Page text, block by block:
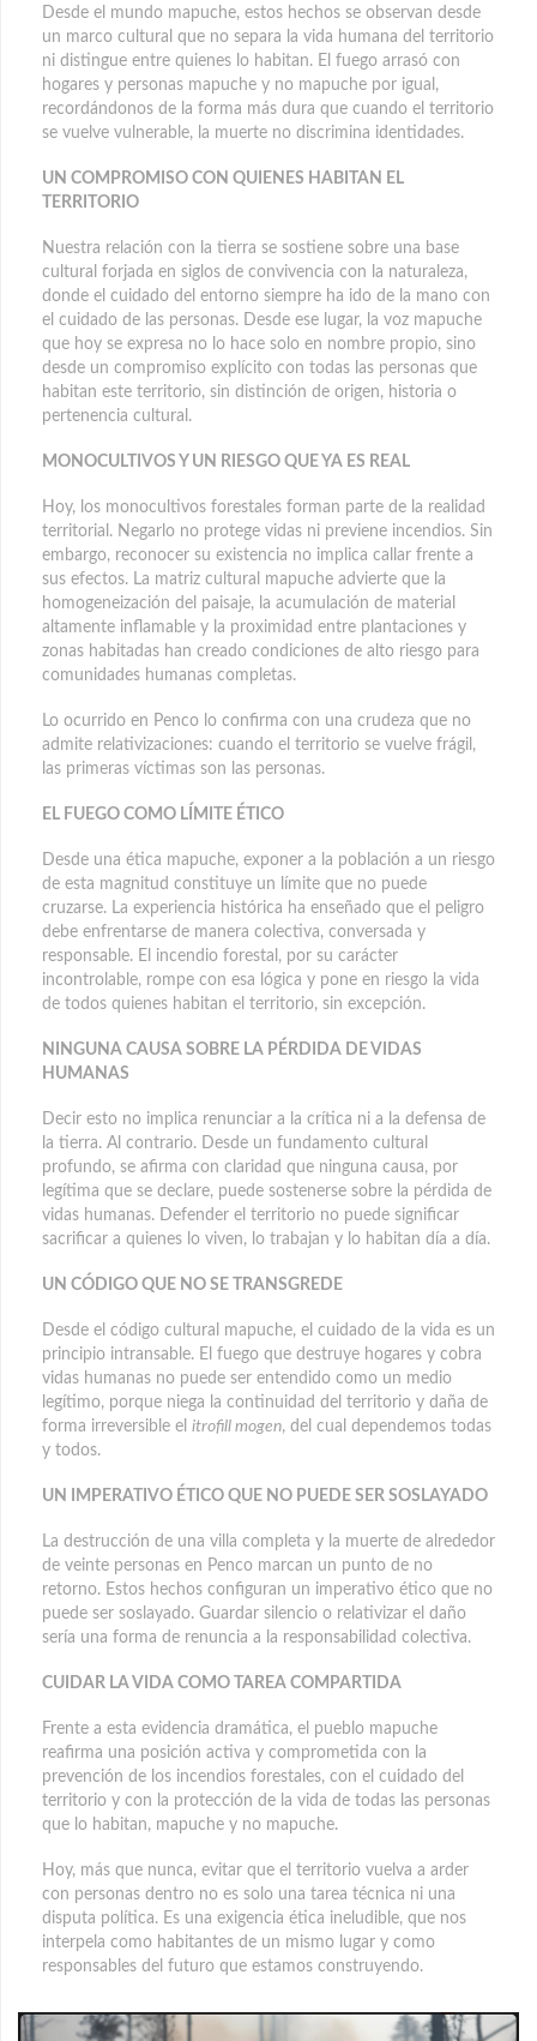
Desde el mundo mapuche, estos hechos se observan desde
un marco cultural que no separa la vida humana del territorio
ni distingue entre quienes lo habitan. El fuego arrasó con
hogares y personas mapuche y no mapuche por igual,
recordándonos de la forma más dura que cuando el territorio
se vuelve vulnerable, la muerte no discrimina identidades.
UN COMPROMISO CON QUIENES HABITAN EL
TERRITORIO
Nuestra relación con la tierra se sostiene sobre una base
cultural forjada en siglos de convivencia con la naturaleza,
donde el cuidado del entorno siempre ha ido de la mano con
el cuidado de las personas. Desde ese lugar, la voz mapuche
que hoy se expresa no lo hace solo en nombre propio, sino
desde un compromiso explícito con todas las personas que
habitan este territorio, sin distinción de origen, historia o
pertenencia cultural.
MONOCULTIVOS Y UN RIESGO QUE YA ES REAL
Hoy, los monocultivos forestales forman parte de la realidad
territorial. Negarlo no protege vidas ni previene incendios. Sin
embargo, reconocer su existencia no implica callar frente a
sus efectos. La matriz cultural mapuche advierte que la
homogeneización del paisaje, la acumulación de material
altamente inflamable y la proximidad entre plantaciones y
zonas habitadas han creado condiciones de alto riesgo para
comunidades humanas completas.
Lo ocurrido en Penco lo confirma con una crudeza que no
admite relativizaciones: cuando el territorio se vuelve frágil,
las primeras víctimas son las personas.
EL FUEGO COMO LÍMITE ÉTICO
Desde una ética mapuche, exponer a la población a un riesgo
de esta magnitud constituye un límite que no puede
cruzarse. La experiencia histórica ha enseñado que el peligro
debe enfrentarse de manera colectiva, conversada y
responsable. El incendio forestal, por su carácter
incontrolable, rompe con esa lógica y pone en riesgo la vida
de todos quienes habitan el territorio, sin excepción.
NINGUNA CAUSA SOBRE LA PÉRDIDA DE VIDAS
HUMANAS
Decir esto no implica renunciar a la crítica ni a la defensa de
la tierra. Al contrario. Desde un fundamento cultural
profundo, se afirma con claridad que ninguna causa, por
legítima que se declare, puede sostenerse sobre la pérdida de
vidas humanas. Defender el territorio no puede significar
sacrificar a quienes lo viven, lo trabajan y lo habitan día a día.
UN CÓDIGO QUE NO SE TRANSGREDE
Desde el código cultural mapuche, el cuidado de la vida es un
principio intransable. El fuego que destruye hogares y cobra
vidas humanas no puede ser entendido como un medio
legítimo, porque niega la continuidad del territorio y daña de
forma irreversible el itrofill mogen, del cual dependemos todas
y todos.
UN IMPERATIVO ÉTICO QUE NO PUEDE SER SOSLAYADO
La destrucción de una villa completa y la muerte de alrededor
de veinte personas en Penco marcan un punto de no
retorno. Estos hechos configuran un imperativo ético que no
puede ser soslayado. Guardar silencio o relativizar el daño
sería una forma de renuncia a la responsabilidad colectiva.
CUIDAR LA VIDA COMO TAREA COMPARTIDA
Frente a esta evidencia dramática, el pueblo mapuche
reafirma una posición activa y comprometida con la
prevención de los incendios forestales, con el cuidado del
territorio y con la protección de la vida de todas las personas
que lo habitan, mapuche y no mapuche.
Hoy, más que nunca, evitar que el territorio vuelva a arder
con personas dentro no es solo una tarea técnica ni una
disputa política. Es una exigencia ética ineludible, que nos
interpela como habitantes de un mismo lugar y como
responsables del futuro que estamos construyendo.